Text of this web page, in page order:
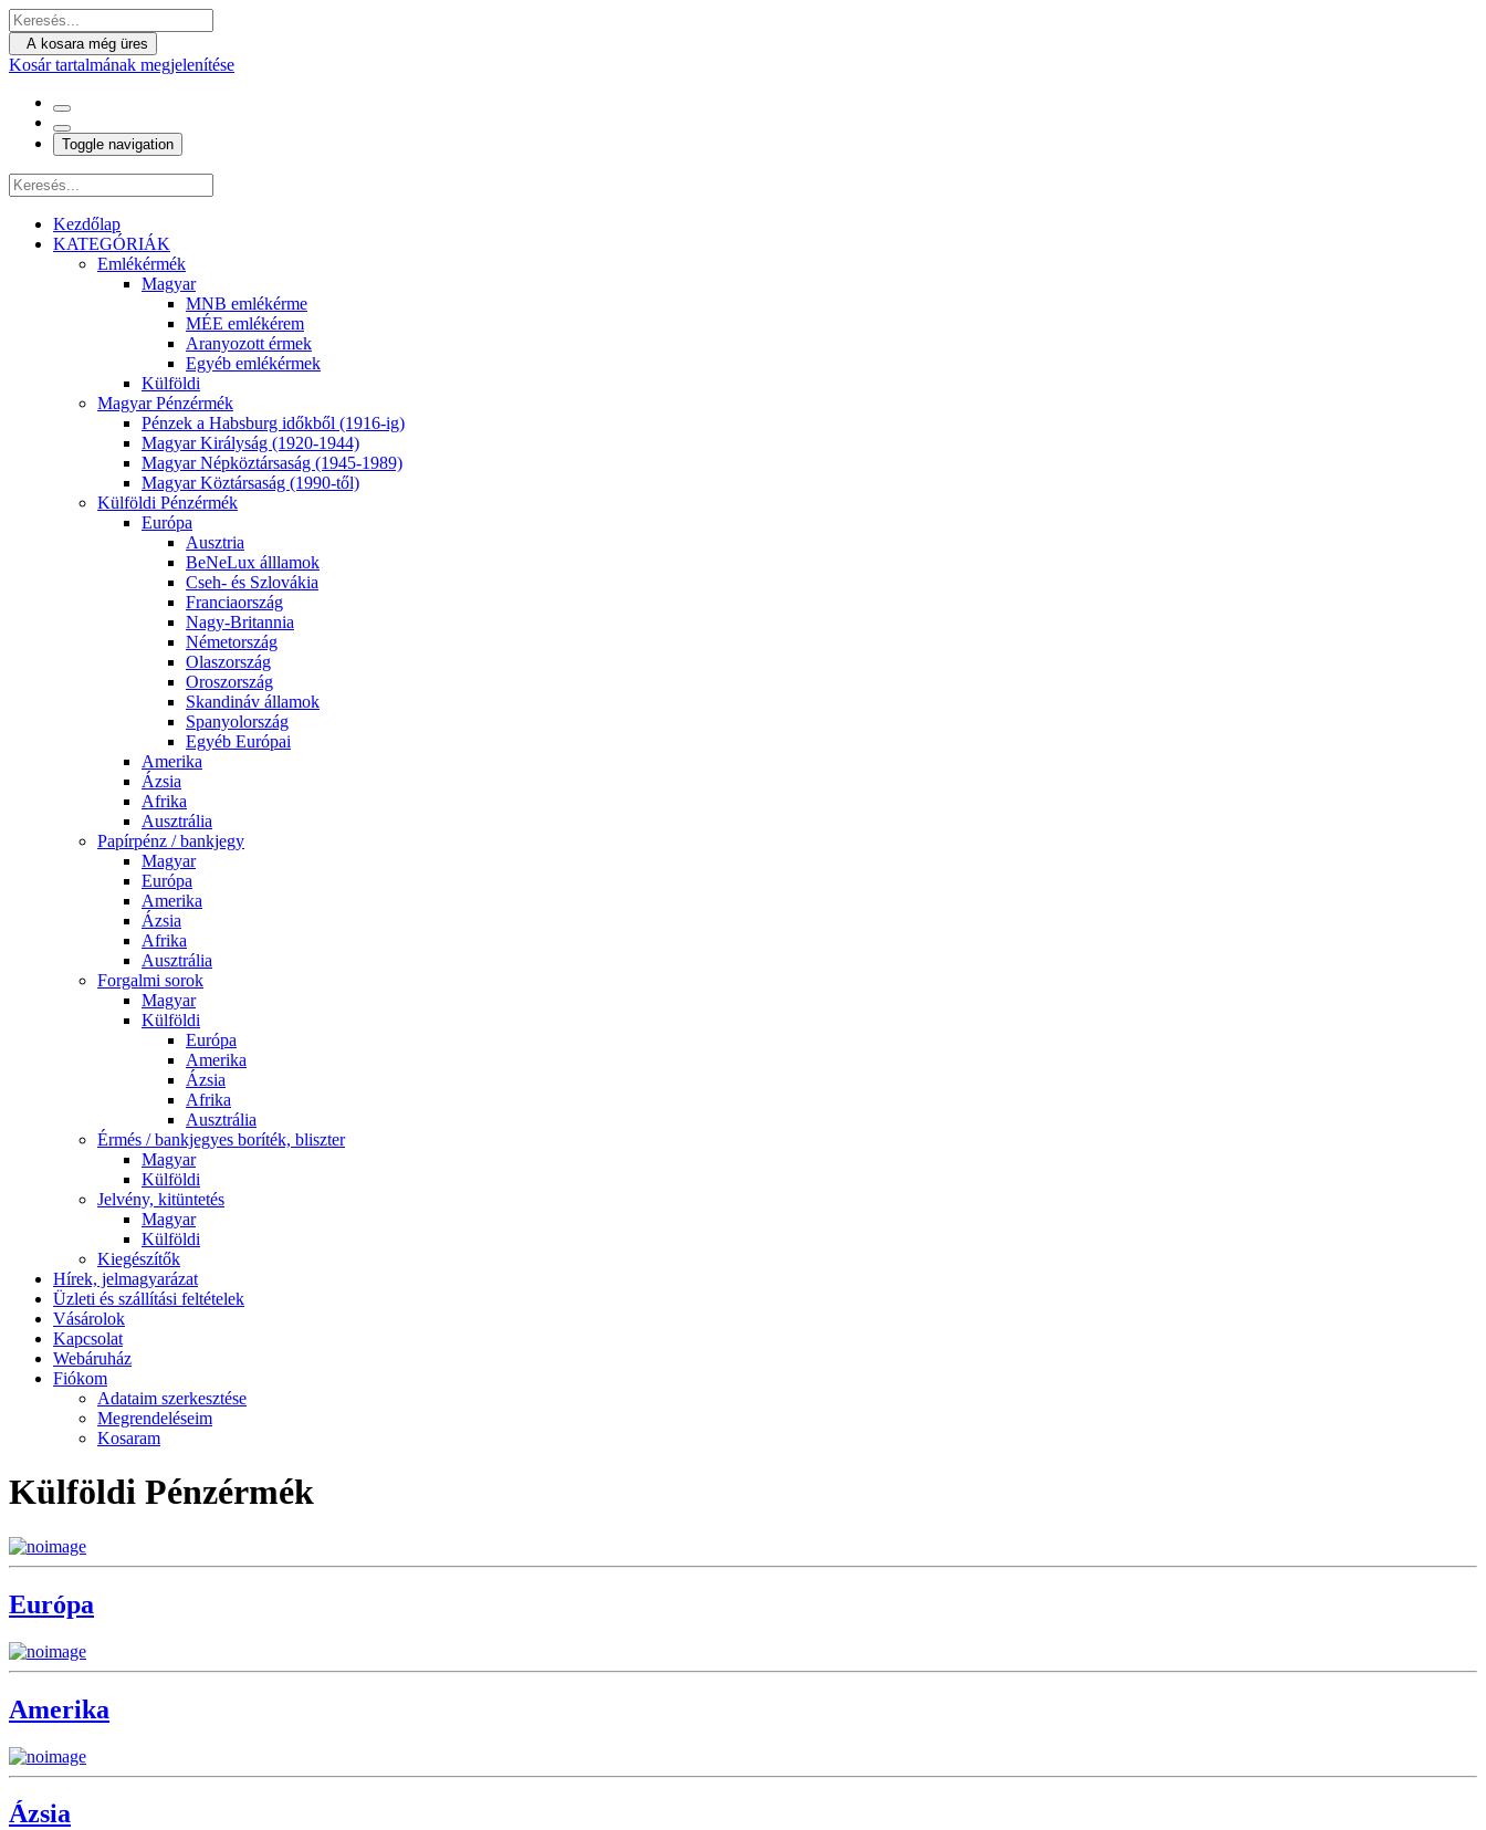
A kosara még üres
Kosár tartalmának megjelenítése
Toggle navigation
Kezdőlap
KATEGÓRIÁK
Emlékérmék
Magyar
MNB emlékérme
MÉE emlékérem
Aranyozott érmek
Egyéb emlékérmek
Külföldi
Magyar Pénzérmék
Pénzek a Habsburg időkből (1916-ig)
Magyar Királyság (1920-1944)
Magyar Népköztársaság (1945-1989)
Magyar Köztársaság (1990-től)
Külföldi Pénzérmék
Európa
Ausztria
BeNeLux álllamok
Cseh- és Szlovákia
Franciaország
Nagy-Britannia
Németország
Olaszország
Oroszország
Skandináv államok
Spanyolország
Egyéb Európai
Amerika
Ázsia
Afrika
Ausztrália
Papírpénz / bankjegy
Magyar
Európa
Amerika
Ázsia
Afrika
Ausztrália
Forgalmi sorok
Magyar
Külföldi
Európa
Amerika
Ázsia
Afrika
Ausztrália
Érmés / bankjegyes boríték, bliszter
Magyar
Külföldi
Jelvény, kitüntetés
Magyar
Külföldi
Kiegészítők
Hírek, jelmagyarázat
Üzleti és szállítási feltételek
Vásárolok
Kapcsolat
Webáruház
Fiókom
Adataim szerkesztése
Megrendeléseim
Kosaram
Külföldi Pénzérmék
Európa
Amerika
Ázsia